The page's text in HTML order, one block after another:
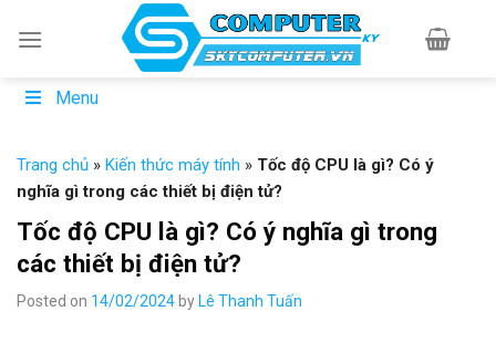
Menu
Trang chủ » Kiến thức máy tính » Tốc độ CPU là gì? Có ý
nghĩa gì trong các thiết bị điện tử?
Tốc độ CPU là gì? Có ý nghĩa gì trong
các thiết bị điện tử?
Posted on 14/02/2024 by Lê Thanh Tuấn